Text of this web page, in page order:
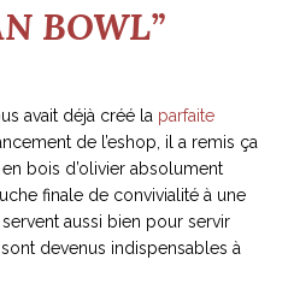
BOWL”
avait déjà créé la parfaite
de l’eshop, il a remis ça
bois d’olivier absolument
finale de convivialité à une
aussi bien pour servir
devenus indispensables à